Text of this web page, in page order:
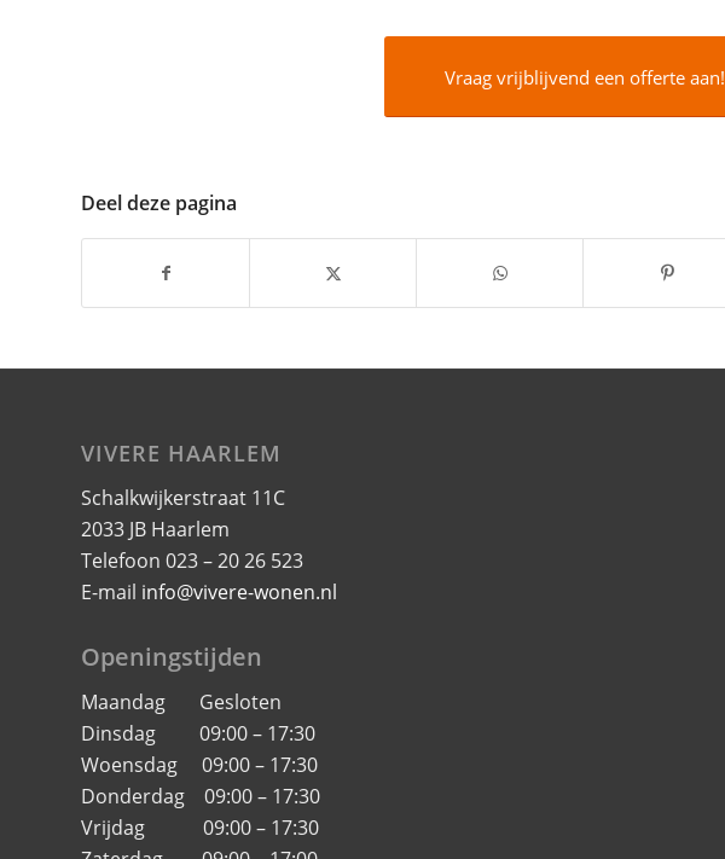
Vraag vrijblijvend een offerte aan!
Deel deze pagina
VIVERE HAARLEM
Schalkwijkerstraat 11C
2033 JB Haarlem
Telefoon 023 – 20 26 523
E-mail info@vivere-wonen.nl
Openingstijden
Maandag Gesloten
Dinsdag 09:00 – 17:30
Woensdag 09:00 – 17:30
Donderdag 09:00 – 17:30
Vrijdag 09:00 – 17:30